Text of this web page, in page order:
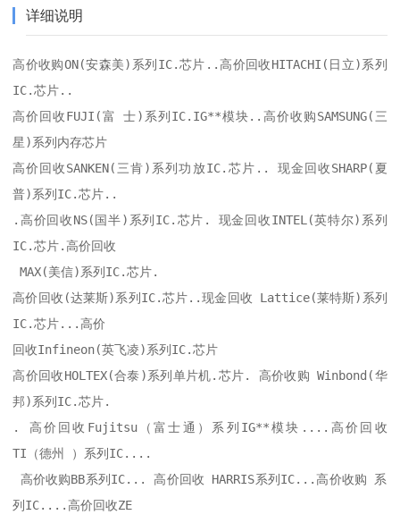
详细说明
高价收购ON(安森美)系列IC.芯片..高价回收HITACHI(日立)系列
IC.芯片..
高价回收FUJI(富 士)系列IC.IG**模块..高价收购SAMSUNG(三
星)系列内存芯片
高价回收SANKEN(三肯)系列功放IC.芯片.. 现金回收SHARP(夏
普)系列IC.芯片..
.高价回收NS(国半)系列IC.芯片. 现金回收INTEL(英特尔)系列
IC.芯片.高价回收
MAX(美信)系列IC.芯片.
高价回收(达莱斯)系列IC.芯片..现金回收 Lattice(莱特斯)系列
IC.芯片...高价
回收Infineon(英飞凌)系列IC.芯片
高价回收HOLTEX(合泰)系列单片机.芯片. 高价收购 Winbond(华
邦)系列IC.芯片.
. 高价回收Fujitsu（富士通）系列IG**模块....高价回收
TI（德州 ）系列IC....
列IC....高价回收ZE